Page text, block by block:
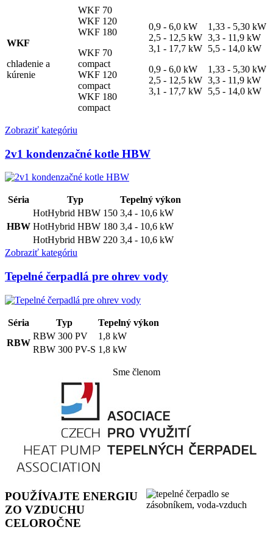
WKF
chladenie a
kúrenie
WKF 70
WKF 120
WKF 180
WKF 70
compact
WKF 120
compact
WKF 180
compact
0,9 - 6,0 kW
2,5 - 12,5 kW
3,1 - 17,7 kW
0,9 - 6,0 kW
2,5 - 12,5 kW
3,1 - 17,7 kW
1,33 - 5,30 kW
3,3 - 11,9 kW
5,5 - 14,0 kW
1,33 - 5,30 kW
3,3 - 11,9 kW
5,5 - 14,0 kW
Zobraziť kategóriu
2v1 kondenzačné kotle HBW
Séria Typ Tepelný výkon
HBW
HotHybrid HBW 150 3,4 - 10,6 kW
HotHybrid HBW 180 3,4 - 10,6 kW
HotHybrid HBW 220 3,4 - 10,6 kW
Zobraziť kategóriu
Tepelné čerpadlá pre ohrev vody
Séria Typ
Tepelný výkon
RBW
RBW 300 PV
1,8 kW
RBW 300 PV-S 1,8 kW
Sme členom
POUŽÍVAJTE ENERGIU
ZO VZDUCHU
CELOROČNE